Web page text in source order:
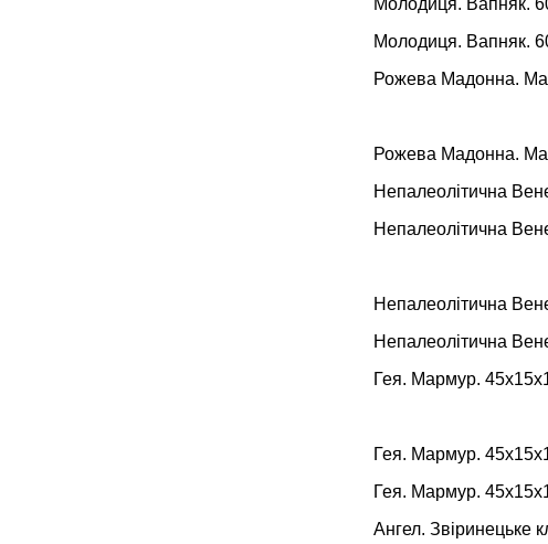
Молодиця. Вапняк.
Молодиця. Вапняк.
Рожева Мадонна.
Рожева Мадонна.
Непалеолітична
Непалеолітична
Непалеолітична
Непалеолітична
Гея. Мармур.
Гея. Мармур.
Гея. Мармур.
Ангел. Звіринецьке